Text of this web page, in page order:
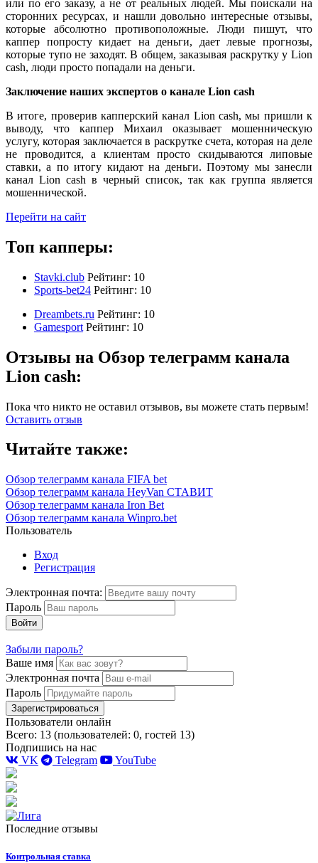
или по его заказу, а не от реальных людей. Мы поискали на
сторонних ресурсах, и нашли довольно интересные отзывы,
которые абсолютно противоположные. Люди пишут, что
каппер попросту кидает на деньги, дает левые прогнозы,
которые тупо не заходят. В общем, заказывая раскрутку у Lion
cash, люди просто попадали на деньги.
Заключение наших экспертов о канале Lion cash
В итоге, проверив капперский канал Lion cash, мы пришли к
выводу, что каппер Михаил оказывает мошенническую
услугу, которая заключается в раскрутке счета, которая на деле
не проводится, а клиентам просто скидываются липовые
ставки, а по итогу кидают на деньги. Поэтому мы занесли
канал Lion cash в черный список, так как группа является
мошеннической.
Перейти на сайт
Топ капперы:
Stavki.club Рейтинг: 10
Sports-bet24 Рейтинг: 10
Dreambets.ru Рейтинг: 10
Gamesport Рейтинг: 10
Отзывы на Обзор телеграмм канала
Lion cash:
Пока что никто не оставил отзывов, вы можете стать первым!
Оставить отзыв
Читайте также:
Обзор телеграмм канала FIFA bet
Обзор телеграмм канала HeyVan СТАВИТ
Обзор телеграмм канала Iron Bet
Обзор телеграмм канала Winpro.bet
Пользователь
Вход
Регистрация
Электронная почта:
Пароль
Войти
Забыли пароль?
Ваше имя
Электронная почта
Пароль
Зарегистрироваться
Пользователи онлайн
Всего: 13 (пользователей: 0, гостей 13)
Подпишись на нас
VK
Telegram YouTube
Последние отзывы
Контрольная ставка